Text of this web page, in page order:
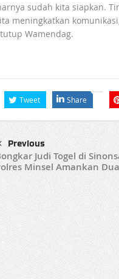
sudah kita siapkan.
meningkatkan
Wamendag.
Tweet Share
Previous
Judi Togel di
Minsel Amankan